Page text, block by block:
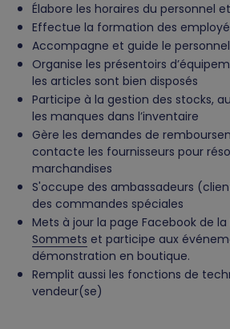
Élabore les horaires du personnel
Effectue la formation des
Accompagne et guide le personnel
Organise les présentoirs
les articles sont bien disposés
Participe à la gestion des stocks,
les manques dans l’inventaire
Gère les demandes de
contacte les fournisseurs pour
marchandises
S'occupe des ambassadeurs
des commandes spéciales
Mets à jour la page Facebook de la
Sommets et participe aux
démonstration en boutique.
Remplit aussi les fonctions de
vendeur(se)